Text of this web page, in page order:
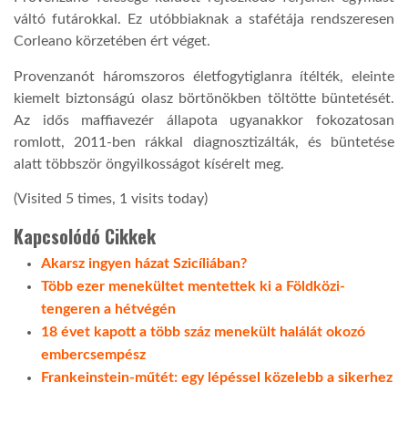
váltó futárokkal. Ez utóbbiaknak a stafétája rendszeresen
Corleano körzetében ért véget.
Provenzanót háromszoros életfogytiglanra ítélték, eleinte
kiemelt biztonságú olasz börtönökben töltötte büntetését.
Az idős maffiavezér állapota ugyanakkor fokozatosan
romlott, 2011-ben rákkal diagnosztizálták, és büntetése
alatt többször öngyilkosságot kísérelt meg.
(Visited 5 times, 1 visits today)
Kapcsolódó Cikkek
Akarsz ingyen házat Szicíliában?
Több ezer menekültet mentettek ki a Földközi-
tengeren a hétvégén
18 évet kapott a több száz menekült halálát okozó
embercsempész
Frankeinstein-műtét: egy lépéssel közelebb a sikerhez